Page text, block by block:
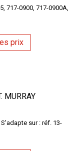
717-0900, 717-0900A,
prix
MURRAY
sur : réf. 13-